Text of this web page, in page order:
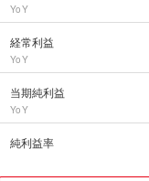
YoY
経常利益
YoY
当期純利益
YoY
純利益率